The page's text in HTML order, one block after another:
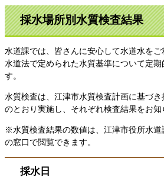
採水場所別水質検査結果
水道課では、皆さんに安心して水道水をご
水道法で定められた水質基準について定期
す。
水質検査は、江津市水質検査計画に基づ
のとおり実施し、それぞれ検査結果をお知
※水質検査結果の数値は、江津市役所水
の窓口で閲覧できます。
採水日